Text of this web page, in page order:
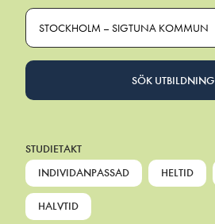
STOCKHOLM – SIGTUNA KOMMUN
SÖK UTBILDNING
STUDIETAKT
INDIVIDANPASSAD
HELTID
HALVTID